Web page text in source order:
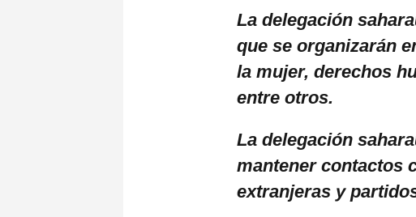
La delegación
que se organizarán
la mujer, derechos
entre otros.
La delegación
mantener contactos
extranjeras y